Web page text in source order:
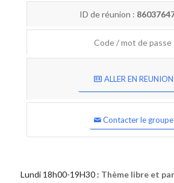
ID de réunion :
Code / mot de passe
ALLER EN REUNION
Contacter le groupe
Lundi 18h00-19H30 : Thème libre et